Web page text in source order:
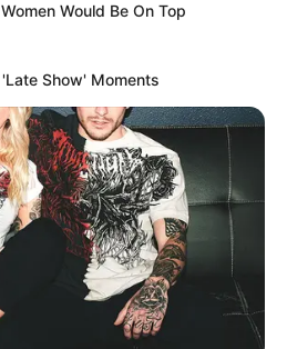
στην Google
άρθρα στα αποτελέσματα
Would Be On Top
Show' Moments